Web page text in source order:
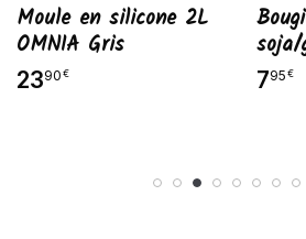
2L
Bougie Anti-moustique
soja/géranium